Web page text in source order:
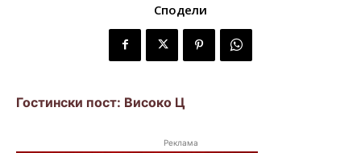
Сподели
Гостински пост: Високо Ц
Реклама